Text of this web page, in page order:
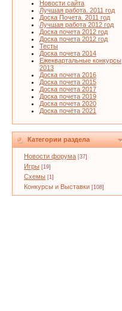
Новости сайта
Лучшая работа. 2011 год
Доска Почета. 2011 год
Лучшая работа 2012 год
Доска почета 2012 год
Доска почета 2012 год
Тесты
Доска почета 2014
Ежеквартальные конкурсы
2013
Доска почета 2016
Доска почета 2015
Доска почета 2017
Доска почета 2019
Доска почета 2020
Доска почёта 2021
Категории раздела
Новости форума [37]
Игры [19]
Схемы [1]
Конкурсы и Выставки [108]